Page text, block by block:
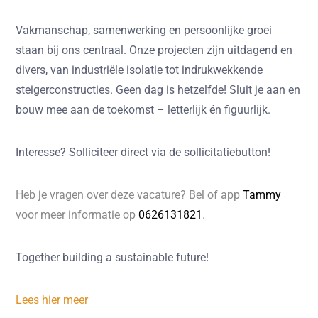
Vakmanschap, samenwerking en persoonlijke groei
staan bij ons centraal. Onze projecten zijn uitdagend en
divers, van industriële isolatie tot indrukwekkende
steigerconstructies. Geen dag is hetzelfde! Sluit je aan en
bouw mee aan de toekomst – letterlijk én figuurlijk.
Interesse? Solliciteer direct via de sollicitatiebutton!
Heb je vragen over deze vacature? Bel of appTammy
voor meer informatie op0626131821 .
Together building a sustainable future!
Lees hier meer